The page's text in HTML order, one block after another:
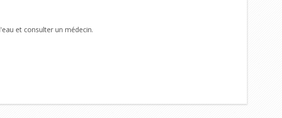
et consulter un médecin.